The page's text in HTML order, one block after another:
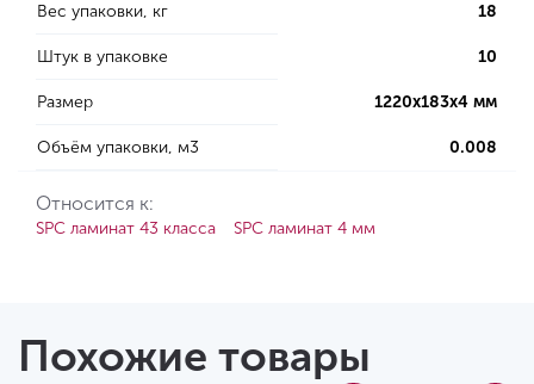
Вес упаковки, кг 18
Штук в упаковке 10
Размер 1220х183х4 мм
Объём упаковки, м3 0.008
Относится к:
SPC ламинат 43 класса SPC ламинат 4 мм
Похожие товары